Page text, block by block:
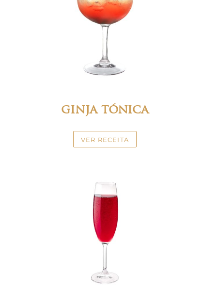
ginja tónica
VER RECEITA